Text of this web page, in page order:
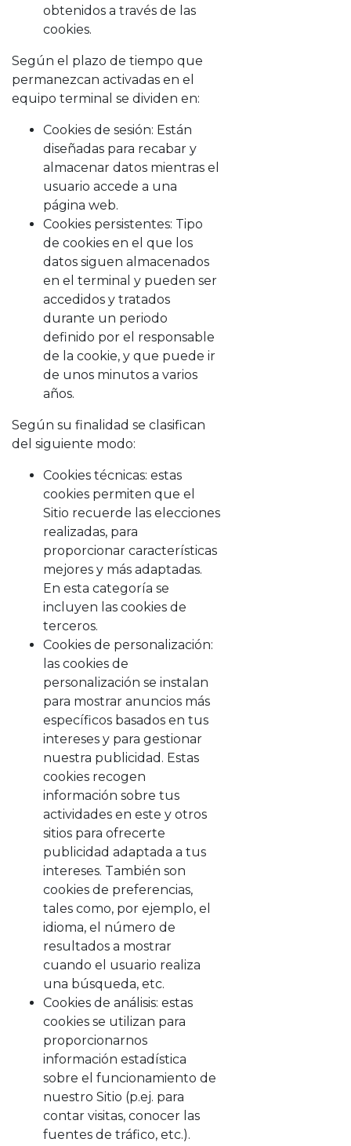
obtenidos a través de las
cookies.
Según el plazo de tiempo que
permanezcan activadas en el
equipo terminal se dividen en:
Cookies de sesión: Están
diseñadas para recabar y
almacenar datos mientras el
usuario accede a una
página web.
Cookies persistentes: Tipo
de cookies en el que los
datos siguen almacenados
en el terminal y pueden ser
accedidos y tratados
durante un periodo
definido por el responsable
de la cookie, y que puede ir
de unos minutos a varios
años.
Según su finalidad se clasifican
del siguiente modo:
Cookies técnicas: estas
cookies permiten que el
Sitio recuerde las elecciones
realizadas, para
proporcionar características
mejores y más adaptadas.
En esta categoría se
incluyen las cookies de
terceros.
Cookies de personalización:
las cookies de
personalización se instalan
para mostrar anuncios más
específicos basados en tus
intereses y para gestionar
nuestra publicidad. Estas
cookies recogen
información sobre tus
actividades en este y otros
sitios para ofrecerte
publicidad adaptada a tus
intereses. También son
cookies de preferencias,
tales como, por ejemplo, el
idioma, el número de
resultados a mostrar
cuando el usuario realiza
una búsqueda, etc.
Cookies de análisis: estas
cookies se utilizan para
proporcionarnos
información estadística
sobre el funcionamiento de
nuestro Sitio (p.ej. para
contar visitas, conocer las
fuentes de tráfico, etc.).